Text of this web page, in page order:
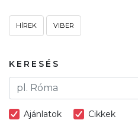
HÍREK VIBER
KERESÉS
Ajánlatok Cikkek